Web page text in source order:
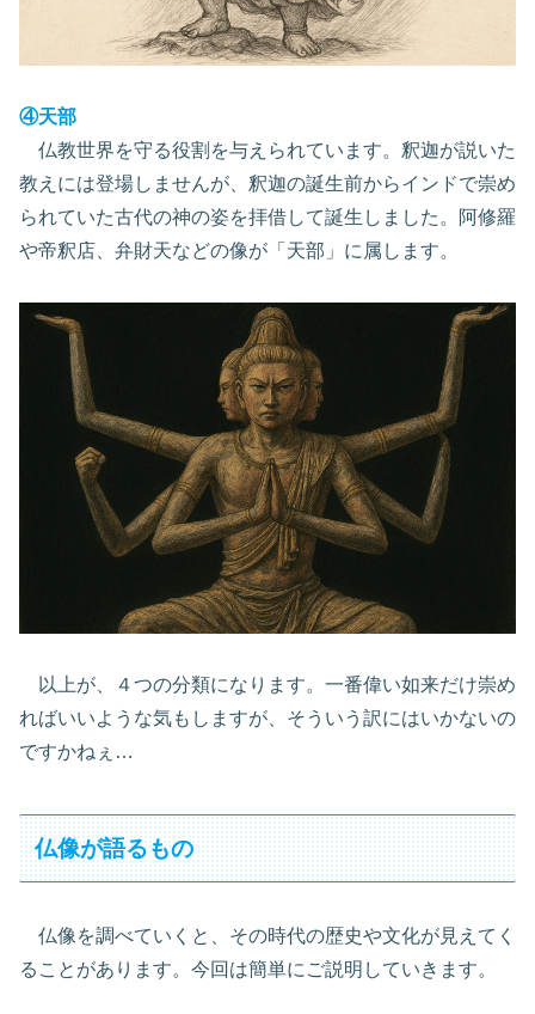
④天部
仏教世界を守る役割を与えられています。釈迦が説いた
教えには登場しませんが、釈迦の誕生前からインドで崇め
られていた古代の神の姿を拝借して誕生しました。阿修羅
や帝釈店、弁財天などの像が「天部」に属します。
以上が、４つの分類になります。一番偉い如来だけ崇め
ればいいような気もしますが、そういう訳にはいかないの
ですかねぇ…
仏像が語るもの
仏像を調べていくと、その時代の歴史や文化が見えてく
ることがあります。今回は簡単にご説明していきます。